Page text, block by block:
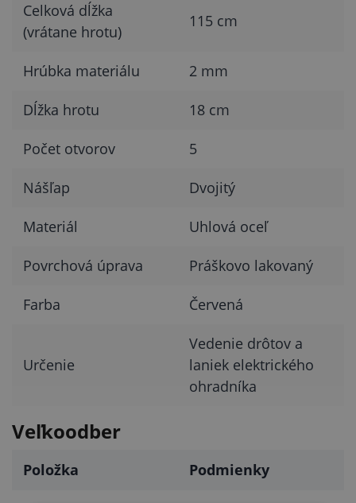
Celková dĺžka
(vrátane hrotu)
115 cm
Hrúbka materiálu 2 mm
Dĺžka hrotu 18 cm
Počet otvorov 5
Nášľap Dvojitý
Materiál Uhlová oceľ
Povrchová úprava Práškovo lakovaný
Farba Červená
Určenie
Vedenie drôtov a
laniek elektrického
ohradníka
Veľkoodber
Položka Podmienky